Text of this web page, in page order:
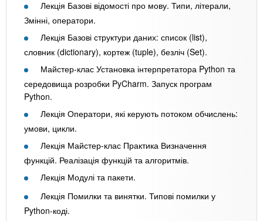
Лекція Базові відомості про мову. Типи, літерали,
Змінні, оператори.
Лекція Базові структури даних: список (list),
словник (dictionary), кортеж (tuple), безліч (Set).
Майстер-клас Установка інтерпретатора Python та
середовища розробки PyCharm. Запуск програм
Python.
Лекція Оператори, які керують потоком обчислень:
умови, цикли.
Лекція Майстер-клас Практика Визначення
функцій. Реалізація функцій та алгоритмів.
Лекція Модулі та пакети.
Лекція Помилки та винятки. Типові помилки у
Python-коді.